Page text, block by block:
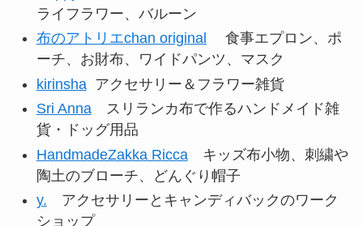
ライフラワー、バルーン
布のアトリエchan original
食事エプロン、ポ
ーチ、お財布、ワイドパンツ、マスク
kirinshaアクセサリー＆フラワー雑貨
Sri Annaスリランカ布で作るハンドメイド雑
貨・ドッグ用品
HandmadeZakka Riccaキッズ布小物、刺繍や
陶土のブローチ、どんぐり帽子
y. アクセサリーとキャンディバックのワーク
ショップ